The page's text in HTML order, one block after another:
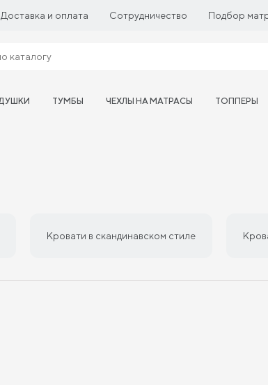
Доставка и оплата Сотрудничество Подбор
ТУМБЫ ЧЕХЛЫ НА МАТРАСЫ ТОППЕРЫ
Кровати в скандинавском стиле